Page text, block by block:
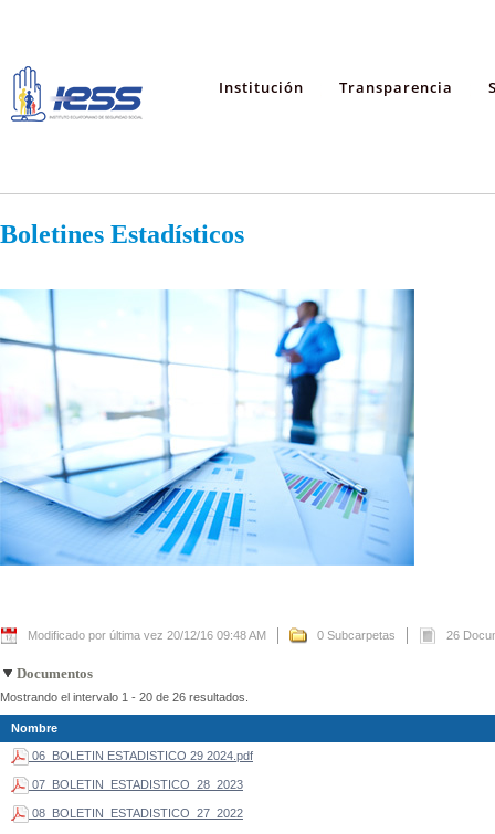
Institución Transparencia
Boletines Estadísticos
Modificado por última vez 20/12/16 09:48 AM 0 Subcarpetas 26
Documentos
Mostrando el intervalo 1 - 20 de 26 resultados.
Nombre
06_BOLETIN ESTADISTICO 29 2024.pdf
07_BOLETIN_ESTADISTICO_28_2023
08_BOLETIN_ESTADISTICO_27_2022